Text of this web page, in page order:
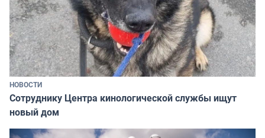
НОВОСТИ
Сотруднику Центра кинологической службы ищут
новый дом